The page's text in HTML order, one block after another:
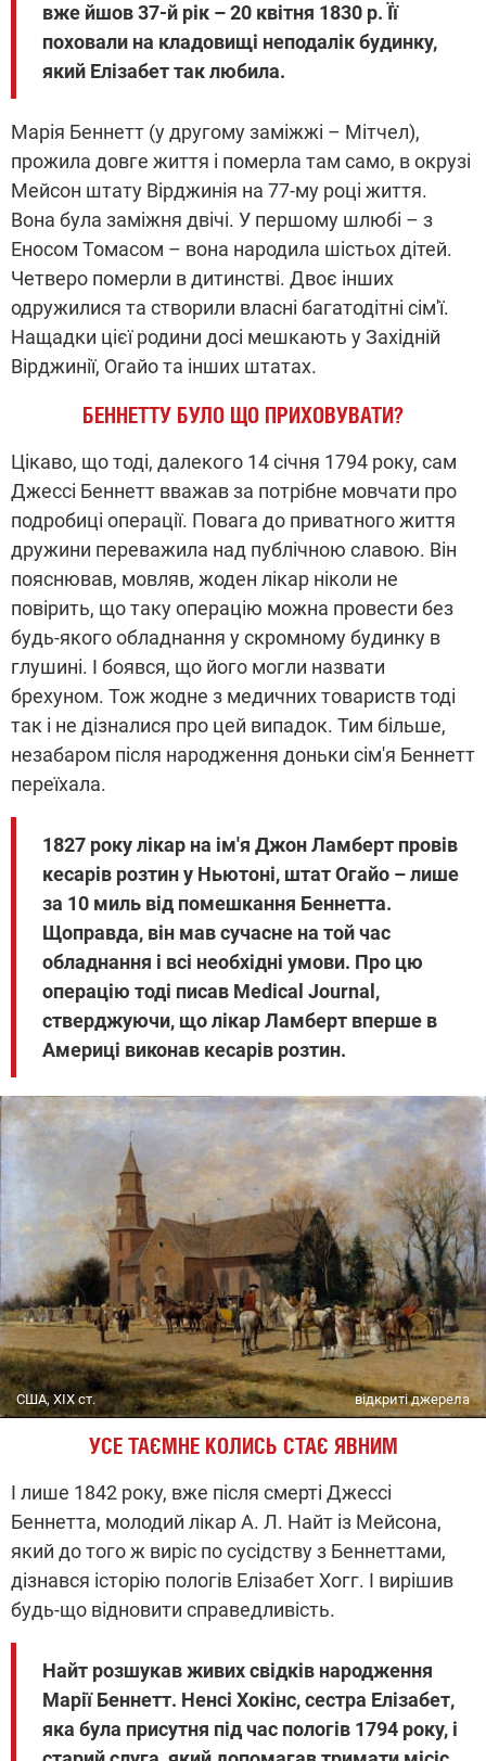
вже йшов 37-й рік – 20 квітня 1830 р. Її
поховали на кладовищі неподалік будинку,
який Елізабет так любила.
Марія Беннетт (у другому заміжжі – Мітчел),
прожила довге життя і померла там само, в окрузі
Мейсон штату Вірджинія на 77-му році життя.
Вона була заміжня двічі. У першому шлюбі – з
Еносом Томасом – вона народила шістьох дітей.
Четверо померли в дитинстві. Двоє інших
одружилися та створили власні багатодітні сім'ї.
Нащадки цієї родини досі мешкають у Західній
Вірджинії, Огайо та інших штатах.
БЕННЕТТУ БУЛО ЩО ПРИХОВУВАТИ?
Цікаво, що тоді, далекого 14 січня 1794 року, сам
Джессі Беннетт вважав за потрібне мовчати про
подробиці операції. Повага до приватного життя
дружини переважила над публічною славою. Він
пояснював, мовляв, жоден лікар ніколи не
повірить, що таку операцію можна провести без
будь-якого обладнання у скромному будинку в
глушині. І боявся, що його могли назвати
брехуном. Тож жодне з медичних товариств тоді
так і не дізналися про цей випадок. Тим більше,
незабаром після народження доньки сім'я Беннетт
переїхала.
1827 року лікар на ім'я Джон Ламберт провів
кесарів розтин у Ньютоні, штат Огайо – лише
за 10 миль від помешкання Беннетта.
Щоправда, він мав сучасне на той час
обладнання і всі необхідні умови. Про цю
операцію тоді писав Medical Journal,
стверджуючи, що лікар Ламберт вперше в
Америці виконав кесарів розтин.
США, ХІХ ст. відкриті джерела
УСЕ ТАЄМНЕ КОЛИСЬ СТАЄ ЯВНИМ
І лише 1842 року, вже після смерті Джессі
Беннетта, молодий лікар А. Л. Найт із Мейсона,
який до того ж виріс по сусідству з Беннеттами,
дізнався історію пологів Елізабет Хогг. І вирішив
будь-що відновити справедливість.
Найт розшукав живих свідків народження
Марії Беннетт. Ненсі Хокінс, сестра Елізабет,
яка була присутня під час пологів 1794 року, і